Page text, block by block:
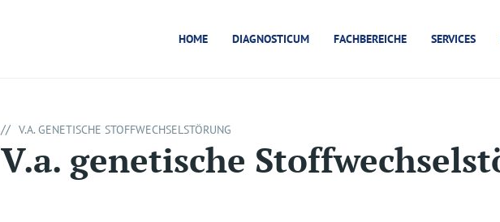
HOME DIAGNOSTICUM FACHBEREICHE SERVICES
// V.A. GENETISCHE STOFFWECHSELSTÖRUNG
V.a. genetische